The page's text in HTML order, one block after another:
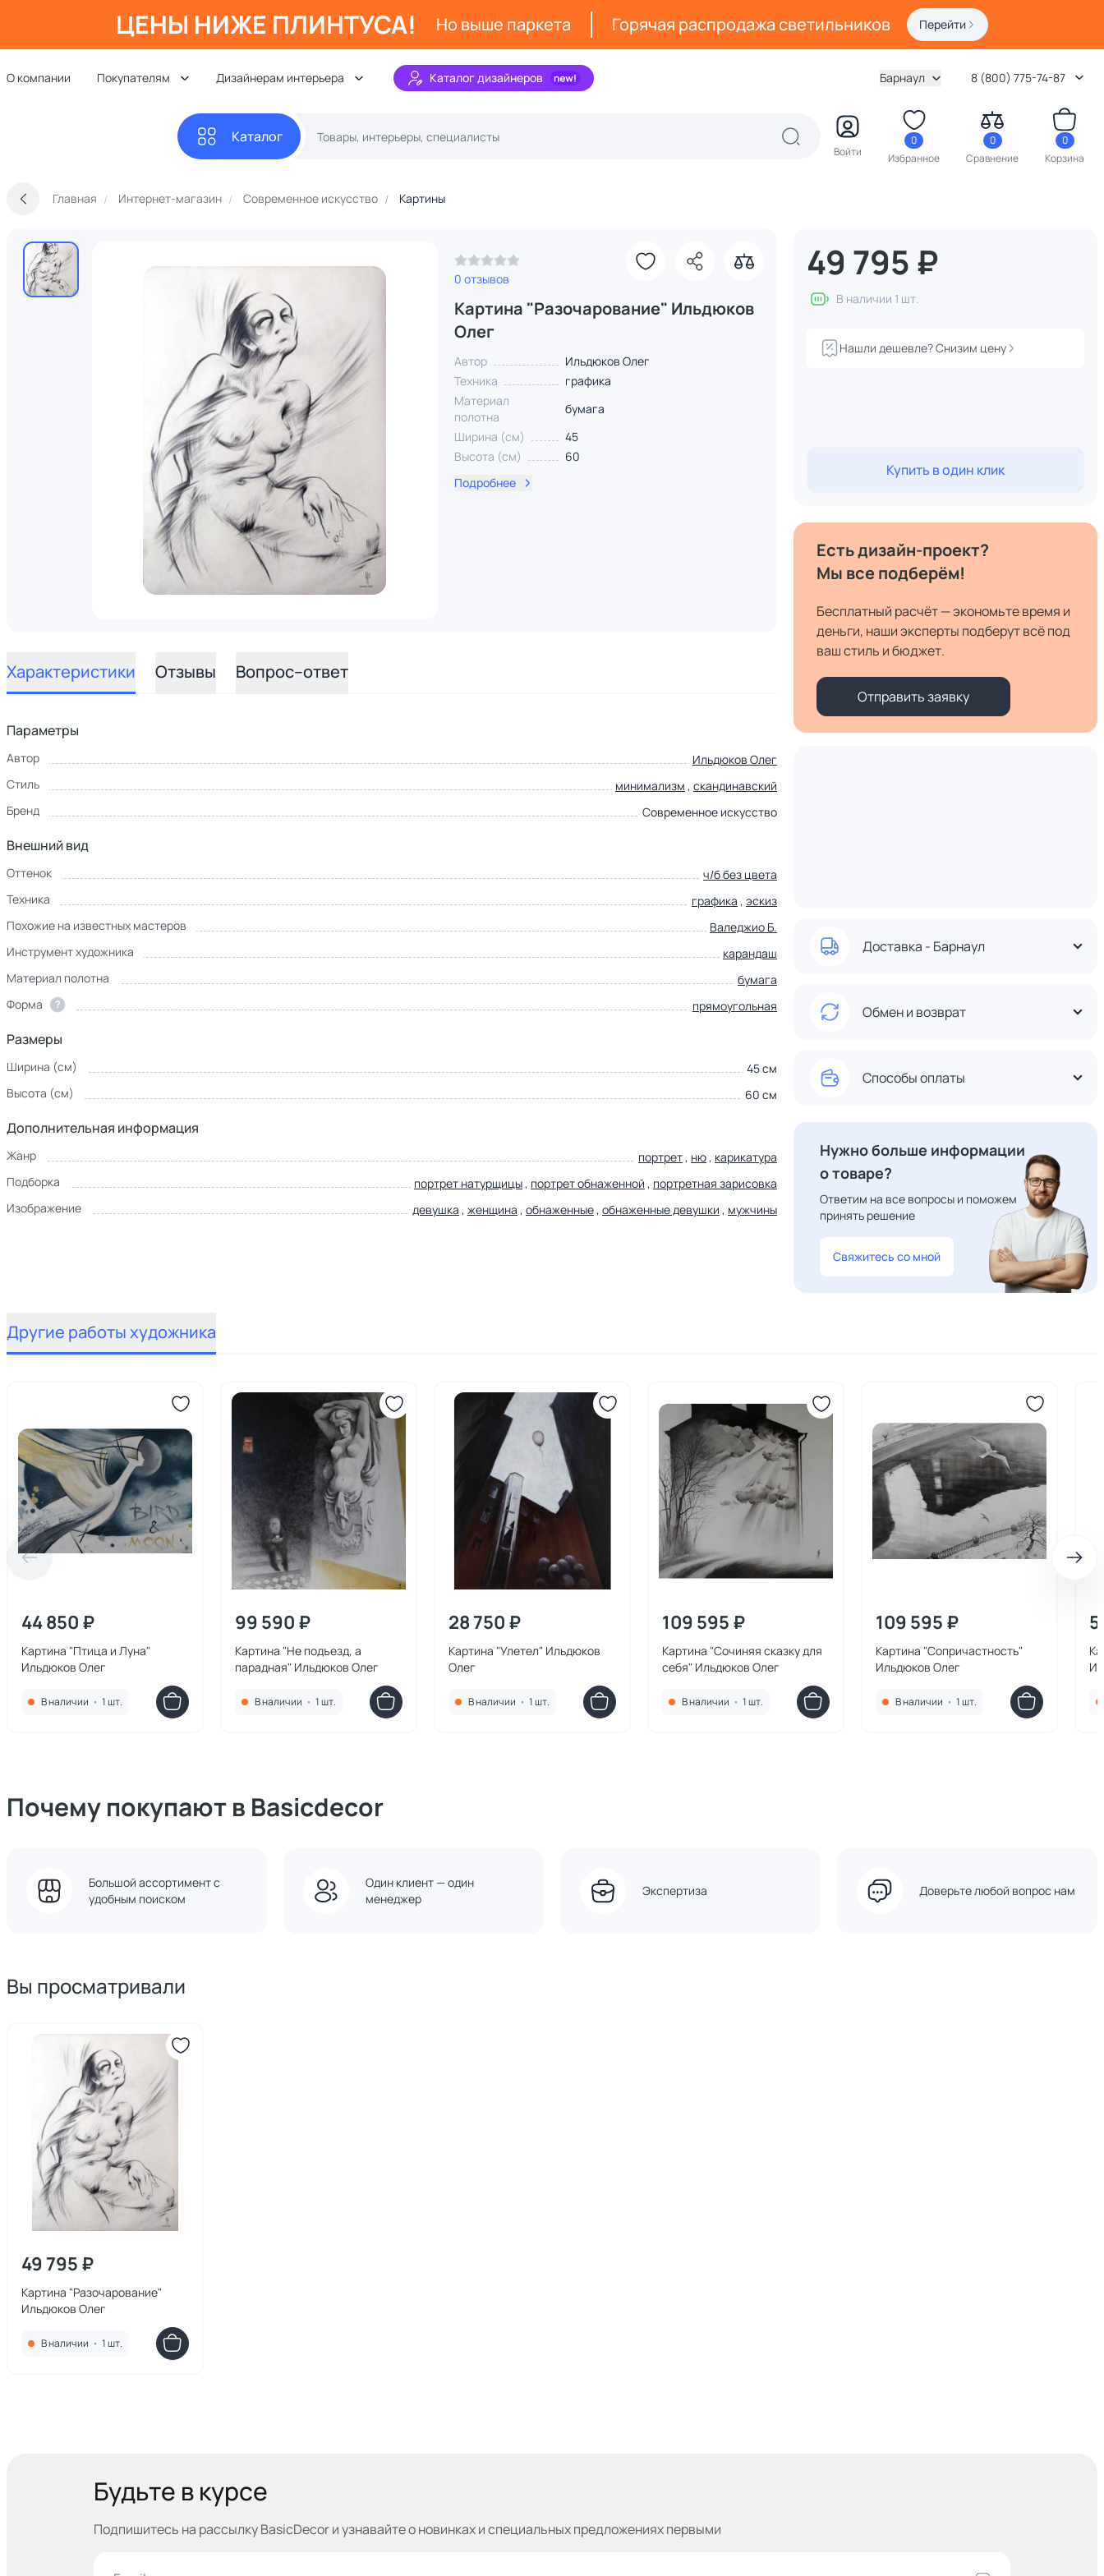
ЦЕНЫ НИЖЕ ПЛИНТУСА! Но выше паркета Горячая распродажа светильников Перейти
О компании Покупателям Дизайнерам интерьера Каталог дизайнеров Барнаул 8 (800) 775-74-87
Каталог
Войти
0
Избранное
0
Сравнение
0
Корзина
Главная Интернет-магазин Современное искусство Картины
0 отзывов
Картина "Разочарование" Ильдюков
Олег
Автор
Ильдюков Олег
Техника
графика
Материал
полотна
бумага
Ширина (см)
45
Высота (см)
60
Подробнее
Характеристики Отзывы Вопрос–ответ
Параметры
Автор
Ильдюков Олег
Стиль
минимализм , скандинавский
Бренд
Современное искусство
Внешний вид
Оттенок
ч/б без цвета
Техника
графика , эскиз
Похожие на известных мастеров
Валеджио Б.
Инструмент художника
карандаш
Материал полотна
бумага
Форма
? прямоугольная
Размеры
Ширина (см)
45 см
Высота (см)
60 см
Дополнительная информация
Жанр портрет, ню, карикатура
Подборка
портрет натурщицы, портрет обнаженной , портретная зарисовка
Изображение
девушка , женщина , обнаженные, обнаженные девушки , мужчины
49 795 ₽
В наличии 1 шт.
Нашли дешевле? Снизим цену
Купить в один клик
Есть дизайн-проект?
Мы все подберём!
Бесплатный расчёт — экономьте время и
деньги, наши эксперты подберут всё под
ваш стиль и бюджет.
Отправить заявку
Доставка - Барнаул
Обмен и возврат
Способы оплаты
Нужно больше информации
о товаре?
Ответим на все вопросы и поможем
принять решение
Свяжитесь со мной
Другие работы художника
44 850 ₽
Картина "Птица и Луна"
Ильдюков Олег
В наличии • 1 шт.
99 590 ₽
Картина "Не подъезд, а
парадная" Ильдюков Олег
В наличии • 1 шт.
28 750 ₽
Картина "Улетел" Ильдюков
Олег
В наличии • 1 шт.
109 595 ₽
Картина "Сочиняя сказку для
себя" Ильдюков Олег
В наличии • 1 шт.
109 595 ₽
Картина "Сопричастность"
Ильдюков Олег
В наличии • 1 шт.
Почему покупают в Basicdecor
Большой ассортимент с
удобным поиском
Один клиент — один
менеджер
Экспертиза Доверьте любой вопрос нам
Вы просматривали
49 795 ₽
Картина "Разочарование"
Ильдюков Олег
В наличии • 1 шт.
Будьте в курсе
Подпишитесь на рассылку BasicDecor и узнавайтео новинках и специальных предложениях первыми